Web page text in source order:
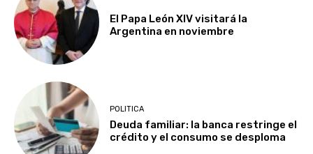
El Papa León XIV visitará la
Argentina en noviembre
POLITICA
Deuda familiar: la banca restringe el
crédito y el consumo se desploma